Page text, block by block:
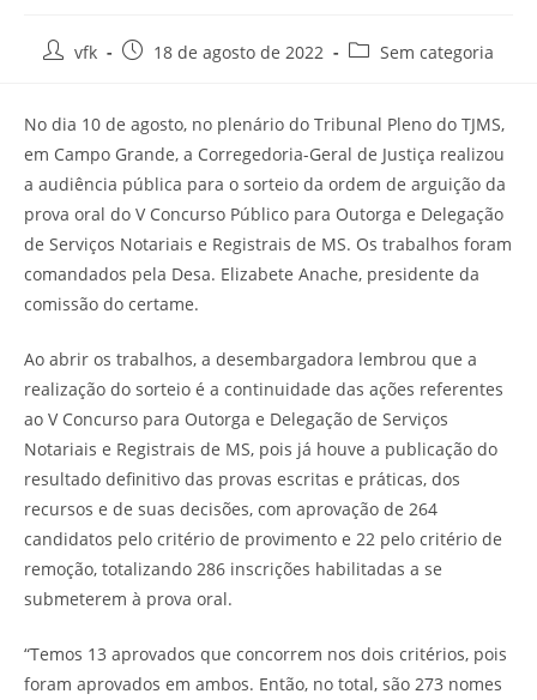
vfk 18 de agosto de 2022 Sem categoria
No dia 10 de agosto, no plenário do Tribunal Pleno do TJMS,
em Campo Grande, a Corregedoria-Geral de Justiça realizou
a audiência pública para o sorteio da ordem de arguição da
prova oral do V Concurso Público para Outorga e Delegação
de Serviços Notariais e Registrais de MS. Os trabalhos foram
comandados pela Desa. Elizabete Anache, presidente da
comissão do certame.
Ao abrir os trabalhos, a desembargadora lembrou que a
realização do sorteio é a continuidade das ações referentes
ao V Concurso para Outorga e Delegação de Serviços
Notariais e Registrais de MS, pois já houve a publicação do
resultado definitivo das provas escritas e práticas, dos
recursos e de suas decisões, com aprovação de 264
candidatos pelo critério de provimento e 22 pelo critério de
remoção, totalizando 286 inscrições habilitadas a se
submeterem à prova oral.
“Temos 13 aprovados que concorrem nos dois critérios, pois
foram aprovados em ambos. Então, no total, são 273 nomes